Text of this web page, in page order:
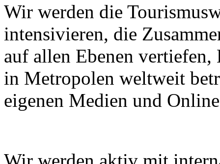
Wir werden die
intensivieren, die
auf allen Ebenen
in Metropolen weltweit
eigenen Medien und